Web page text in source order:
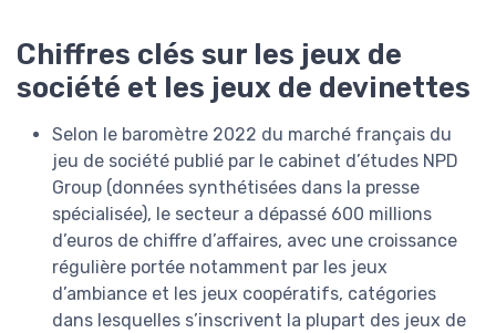
Chiffres clés sur les jeux de
société et les jeux de devinettes
Selon le baromètre 2022 du marché français du
jeu de société publié par le cabinet d’études NPD
Group (données synthétisées dans la presse
spécialisée), le secteur a dépassé 600 millions
d’euros de chiffre d’affaires, avec une croissance
régulière portée notamment par les jeux
d’ambiance et les jeux coopératifs, catégories
dans lesquelles s’inscrivent la plupart des jeux de